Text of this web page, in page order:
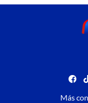
Más